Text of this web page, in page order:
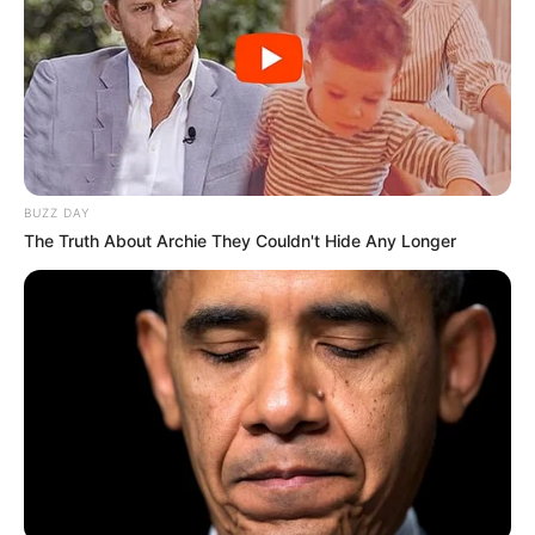
“O homenageado deste ano é surpresa ainda, todos
conhecerão no domingo, dia do jogo”, disse Tiago.
BUZZ DAY
The Truth About Archie They Couldn't Hide Any Longer